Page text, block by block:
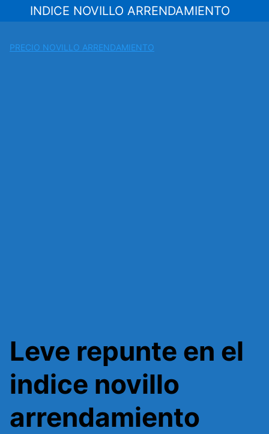
al
INDICE NOVILLO ARRENDAMIENTO
PRECIO NOVILLO ARRENDAMIENTO
Leve repunte en el
indice novillo
arrendamiento